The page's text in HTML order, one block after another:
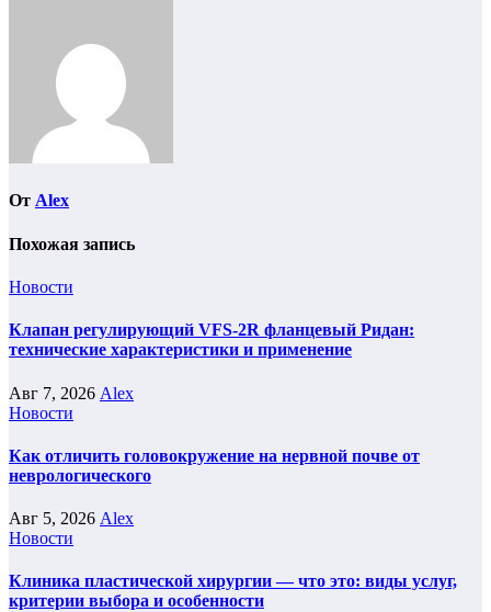
От Alex
Похожая запись
Новости
Клапан регулирующий VFS-2R фланцевый Ридан:
технические характеристики и применение
Авг 7, 2026 Alex
Новости
Как отличить головокружение на нервной почве от
неврологического
Авг 5, 2026 Alex
Новости
Клиника пластической хирургии — что это: виды услуг,
критерии выбора и особенности